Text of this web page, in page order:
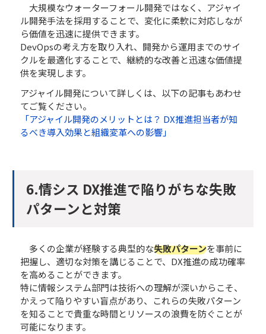
大規模なウォーターフォール開発ではなく、アジャイ
ル開発手法を採用することで、変化に柔軟に対応しなが
ら価値を迅速に提供できます。
DevOpsの考え方を取り入れ、開発から運用までのサイ
クルを最適化することで、継続的な改善と迅速な価値提
供を実現します。
アジャイル開発について詳しくは、以下の記事もあわせ
てご覧ください。
「アジャイル開発のメリットとは？ DX推進担当者が知
るべき導入効果と組織変革への影響」
6.情シス DX推進で陥りがちな失敗
パターンと対策
多くの企業が経験する典型的な失敗パターンを事前に
把握し、適切な対策を講じることで、DX推進の成功確率
を高めることができます。
特に情報システム部門は技術への理解が深いからこそ、
かえって陥りやすい盲点があり、これらの失敗パターン
を知ることで貴重な時間とリソースの浪費を防ぐことが
可能になります。